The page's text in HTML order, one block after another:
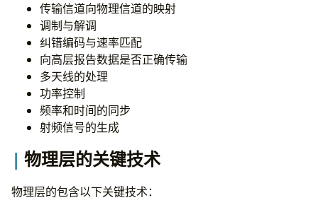
传输信道向物理信道的映射
调制与解调
纠错编码与速率匹配
向高层报告数据是否正确传输
多天线的处理
功率控制
频率和时间的同步
射频信号的生成
物理层的关键技术
物理层的包含以下关键技术：